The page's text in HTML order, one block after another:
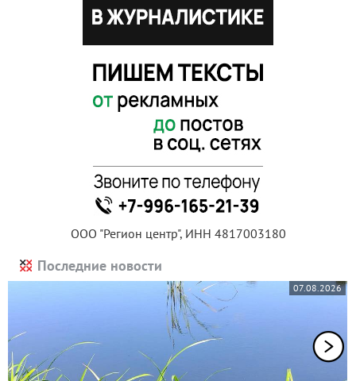
ООО "Регион центр", ИНН 4817003180
Последние новости
07.08.2026